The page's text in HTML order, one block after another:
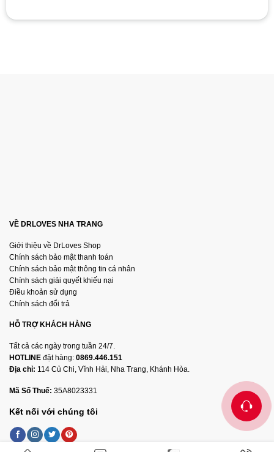
VỀ DRLOVES NHA TRANG
Giới thiệu về DrLoves Shop
Chính sách bảo mật thanh toán
Chính sách bảo mật thông tin cá nhân
Chính sách giải quyết khiếu nại
Điều khoản sử dụng
Chính sách đổi trả
HỖ TRỢ KHÁCH HÀNG
Tất cả các ngày trong tuần 24/7.
HOTLINE đặt hàng: 0869.446.151
Địa chỉ: 114 Củ Chi, Vĩnh Hải, Nha Trang, Khánh Hòa.
Mã Số Thuế: 35A8023331
Kết nối với chúng tôi